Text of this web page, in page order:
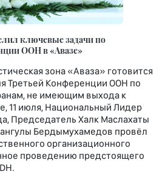
ключевые задачи по
ООН в «Авазе»
зона «Аваза» готовится
Третьей Конференции ООН по
не имеющим выхода к
11 июля, Национальный Лидер
Председатель Халк Маслахаты
Бердымухамедов провёл
организационного
проведению предстоящего